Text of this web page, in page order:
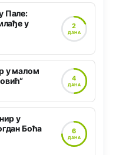
Пале:
у
2
ДАНА
у малом
4
ДАНА
у
Боћа
6
ДАНА